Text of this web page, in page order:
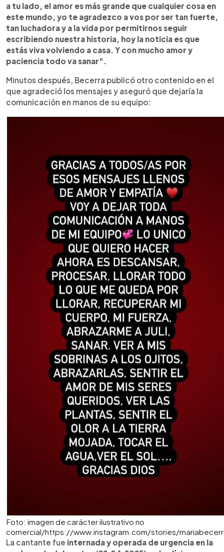
a tu lado, el amor es más grande que cualquier cosa en
este mundo, yo te agradezco a vos por ser tan fuerte,
tan luchadora y a la vida por permitirnos seguir
escribiendo nuestra historia, hoy la noticia es que
estás viva volviendo a casa. Y con mucho amor y
paciencia todo va sanar".
Minutos después, Becerra publicó otro contenido en el
que agradeció los mensajes y aseguró que dejaría la
comunicación en manos de su equipo:
Foto: imagen de carácter ilustrativo no
comercial/https://www.instagram.com/stories/
La cantante fue internada y operada de urgencia en la